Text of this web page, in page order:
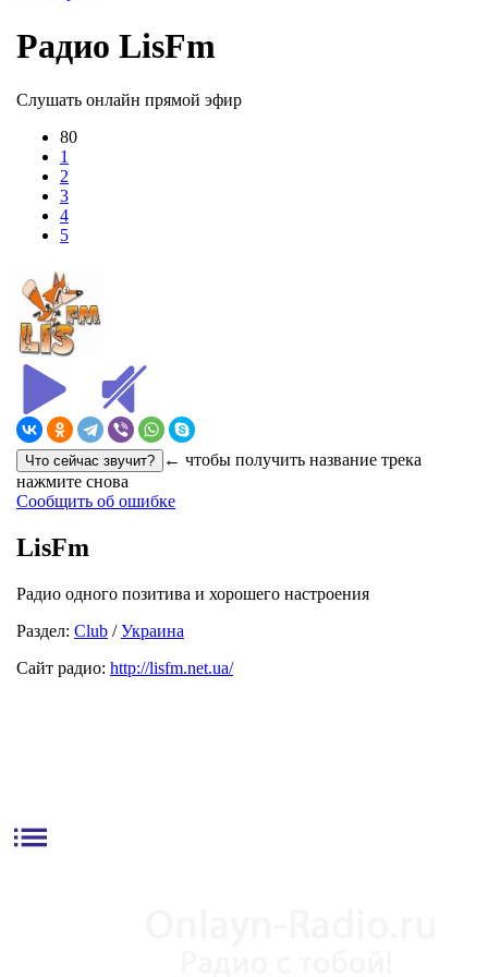
Радио LisFm
Слушать онлайн прямой эфир
80
1
2
3
4
5
← чтобы получить название трека
нажмите снова
Сообщить об ошибке
LisFm
Радио одного позитива и хорошего настроения
Раздел: Club /Украина
Сайт радио: http://lisfm.net.ua/
list